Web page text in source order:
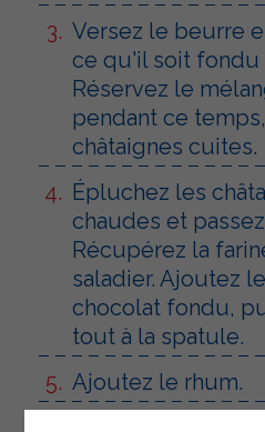
Versez le beurre
ce qu'il soit fondu
Réservez le
pendant ce
châtaignes cuites.
Épluchez les
chaudes et
Récupérez la
saladier. Ajoutez
chocolat fondu,
tout à la spatule.
Ajoutez le rhum.